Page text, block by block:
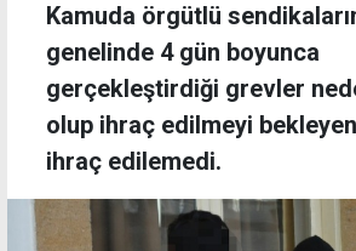
Kamuda örgütlü
genelinde 4 gün boyunca
gerçekleştirdiği grevler
olup ihraç edilmeyi
ihraç edilemedi.